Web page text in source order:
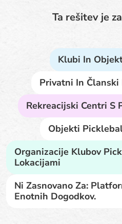
Ta rešitev je
Klubi In
Privatni In
Rekreacijski Centri S
Objekti
Organizacije Klubov
Lokacijami
Ni Zasnovano Za:
Enotnih Dogodkov.